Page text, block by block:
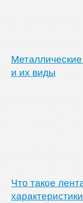
и их виды
Что такое
характеристики